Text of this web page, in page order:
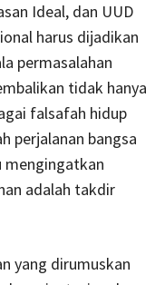
Ideal, dan UUD
harus dijadikan
permasalahan
tidak hanya
falsafah hidup
perjalanan bangsa
mengingatkan
adalah takdir
yang dirumuskan